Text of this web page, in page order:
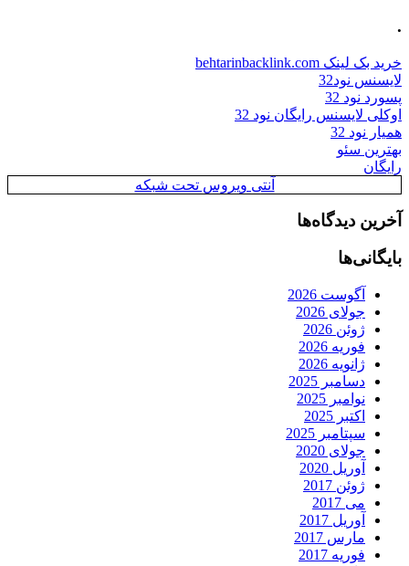
.
خرید بک لینک behtarinbacklink.com
لایسنس نود32
پسورد نود 32
اوکلی لایسنس رایگان نود 32
همیار نود 32
بهترین سئو
رایگان
آنتی ویروس تحت شبکه
آخرین دیدگاه‌ها
بایگانی‌ها
آگوست 2026
جولای 2026
ژوئن 2026
فوریه 2026
ژانویه 2026
دسامبر 2025
نوامبر 2025
اکتبر 2025
سپتامبر 2025
جولای 2020
آوریل 2020
ژوئن 2017
می 2017
آوریل 2017
مارس 2017
فوریه 2017